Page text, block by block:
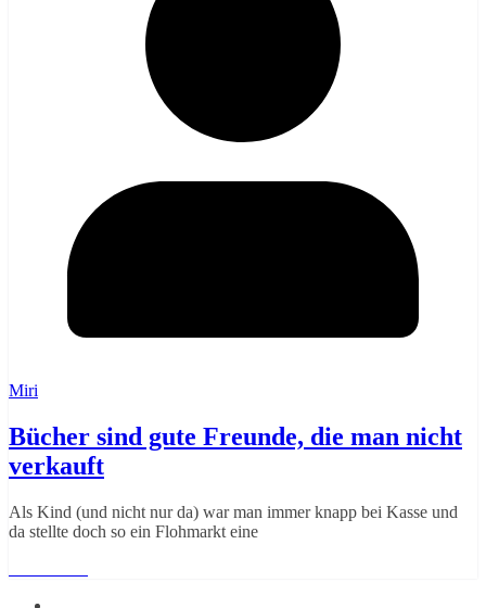
Miri
Bücher sind gute Freunde, die man nicht
verkauft
Als Kind (und nicht nur da) war man immer knapp bei Kasse und
da stellte doch so ein Flohmarkt eine